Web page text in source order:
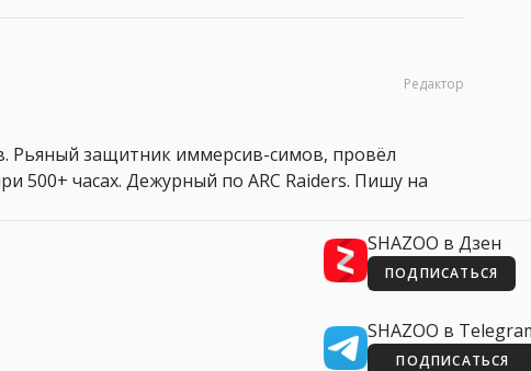
Редактор
Рьяный защитник иммерсив-симов, провёл
500+ часах. Дежурный по ARC Raiders. Пишу на
SHAZOO в Дзен
ПОДПИСАТЬСЯ
SHAZOO в
ПОДПИСАТЬСЯ